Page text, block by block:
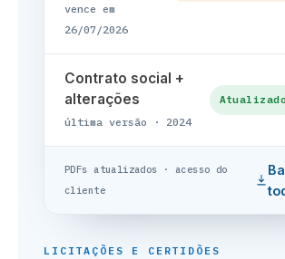
vence em
26/07/2026
Contrato social +
alterações
última versão · 2024
Atualizado
PDFs atualizados · acesso do
cliente
LICITAÇÕES E CERTIDÕES